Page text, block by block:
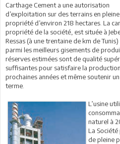
Carthage Cement a une autorisation
d’exploitation sur des terrains en pleine
propriété d’environ 218 hectares. La
propriété de la société, est située à
Ressas (à une trentaine de km de
parmi les meilleurs gisements de
réserves estimées sont de qualité
suffisantes pour satisfaire la
prochaines années et même soutenir
terme.
L’usine
naturel à
La
de pleine